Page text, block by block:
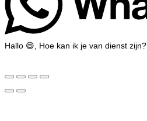
Hallo 😄, Hoe kan ik je van dienst zijn?